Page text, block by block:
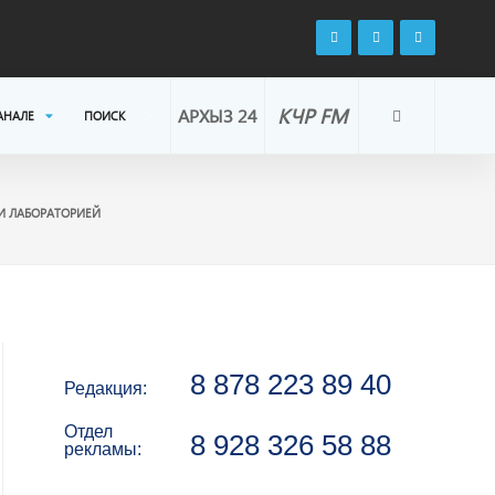
КЧР FM
АРХЫЗ 24
ПОИСК
ЛАБОРАТОРИЕЙ
Редакция: 8 878 223 89 40
Отдел
рекламы:
8 928 326 58 88